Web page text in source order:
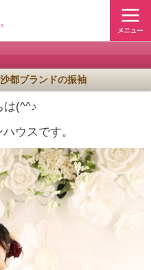
都ブランドの振袖
は(^^♪
ウスです。